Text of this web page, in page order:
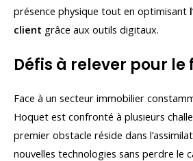
présence physique tout en optimisant
client grâce aux outils digitaux.
Défis à relever pour le
Face à un secteur immobilier
Hoquet est confronté à plusieurs
premier obstacle réside dans
nouvelles technologies sans perdre le